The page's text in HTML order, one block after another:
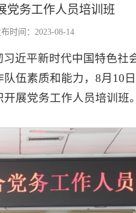
党务工作人员培训班
布时间：2023-08-14
近平新时代中国特色社
伍素质和能力，8月10
展党务工作人员培训班